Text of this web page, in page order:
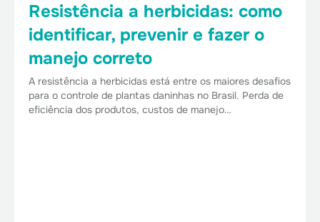
Resistência a herbicidas: como
identificar, prevenir e fazer o
manejo correto
A resistência a herbicidas está entre os maiores desafios
para o controle de plantas daninhas no Brasil. Perda de
eficiência dos produtos, custos de manejo…